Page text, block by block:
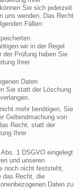
Sie sich jederzeit
uns wenden. Das Recht
Fällen:
wir in der Regel
der Prüfung haben Sie
Ihrer
Daten
Sie statt der Löschung
mehr benötigen, Sie
Geltendmachung von
Recht, statt der
Ihrer
1 DSGVO eingelegt
und unseren
noch nicht feststeht,
das Recht, die
Daten zu